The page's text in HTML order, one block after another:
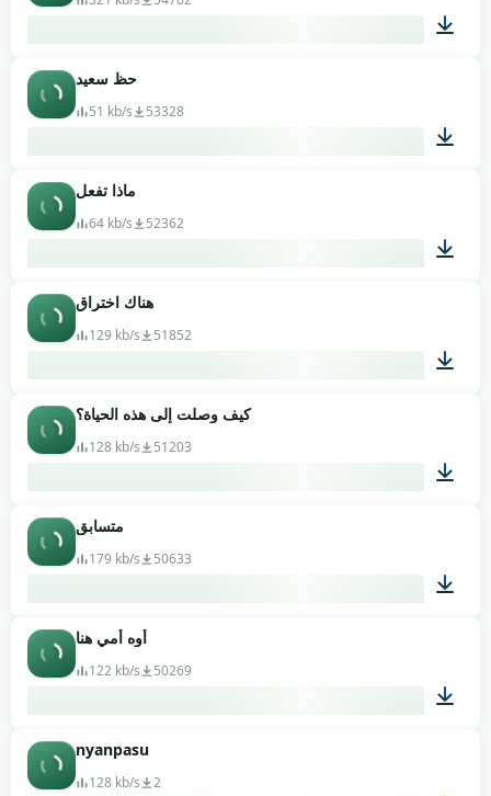
حظ سعيد
51 kb/s 53328
ماذا تفعل
64 kb/s 52362
هناك اختراق
129 kb/s 51852
كيف وصلت إلى هذه الحياة؟
128 kb/s 51203
متسابق
179 kb/s 50633
أوه أمي هنا
122 kb/s 50269
nyanpasu
128 kb/s 2